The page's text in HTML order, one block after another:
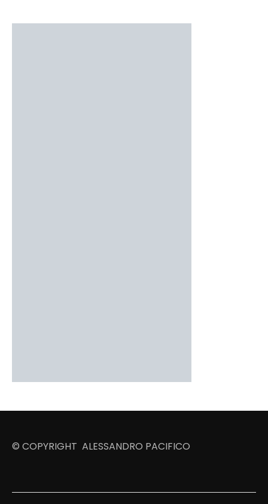
© COPYRIGHT ALESSANDRO PACIFICO